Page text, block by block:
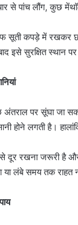
से पांच लौंग, कुछ
सूती कपड़े में रखकर
इसे सुरक्षित
अंतराल पर सूंघा
होने लगती है।
दूर रखना जरूरी है
या लंबे समय तक